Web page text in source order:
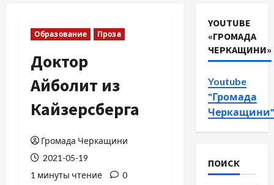
Образование Проза
Доктор
Айболит из
Кайзерсберга
Громада Черкащини
2021-05-19
1 минуты чтение
0
YOUTUBE
«ГРОМАДА
ЧЕРКАЩИНИ»
Youtube
"Громада
Черкащини"
ПОИСК